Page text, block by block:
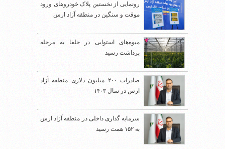
رونمایی از نخستین پلاک خودروهای ورود
موقت و سنگین در منطقه آزاد ارس
میوه‌های استوایی در جلفا به مرحله
برداشت رسید
صادرات ۲۰۰ میلیون دلاری منطقه آزاد
ارس در سال ۱۴۰۳
سرمایه گذاری داخلی در منطقه آزاد ارس
به ۱۵۲ همت رسید